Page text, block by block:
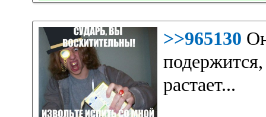
>>965130
растает...